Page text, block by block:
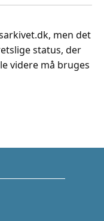
men det
status, der
videre må bruges